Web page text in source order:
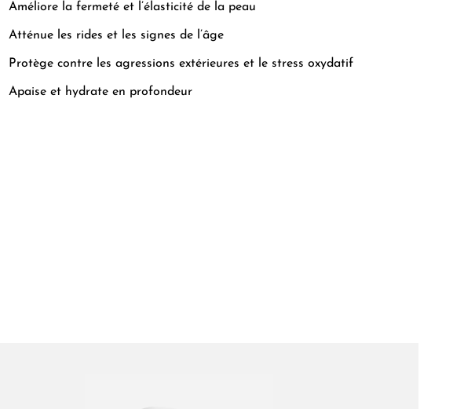
Améliore la fermeté et l’élasticité de la peau
Atténue les rides et les signes de l’âge
Protège contre les agressions extérieures et le stress oxydatif
Apaise et hydrate en profondeur​